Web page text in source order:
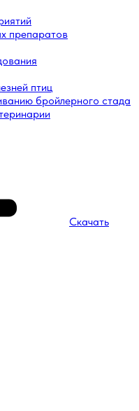
препаратов
птиц
бройлерного стада
Скачать